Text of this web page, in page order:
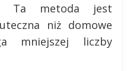
Ta metoda jest
niż domowe
mniejszej liczby